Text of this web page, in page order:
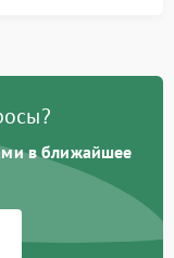
в ближайшее